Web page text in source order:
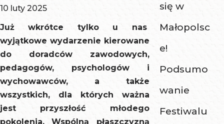
10 luty 2025
Już wkrótce tylko u nas
wyjątkowe wydarzenie kierowane
do doradców zawodowych,
pedagogów, psychologów i
wychowawców, a także
wszystkich, dla których ważna
jest przyszłość młodego
pokolenia. Wspólną płaszczyzną
się w
Małopolsc
e!
Podsumo
wanie
Festiwalu